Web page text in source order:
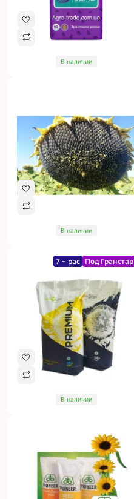
В наличии
В наличии
7 + рас Под Гранстар
В наличии